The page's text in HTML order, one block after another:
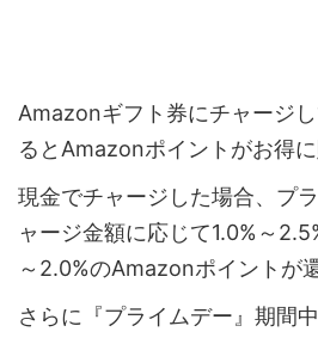
Amazonギフト券にチャージ
るとAmazonポイントがお得に
現金でチャージした場合、プ
ャージ金額に応じて1.0%～
～2.0%のAmazonポイントが
さらに『プライムデー』期間